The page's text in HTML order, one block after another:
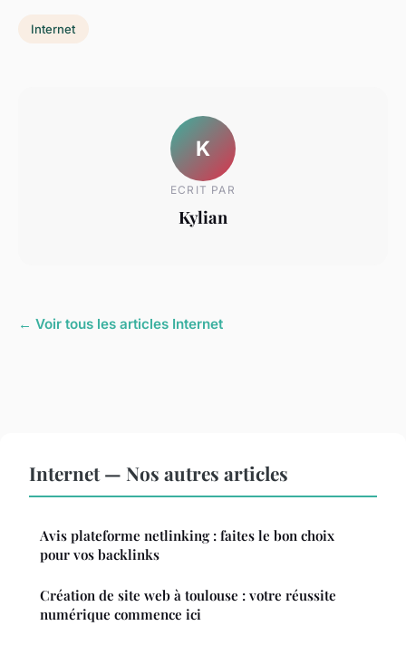
Internet
K
ECRIT PAR
Kylian
← Voir tous les articles Internet
Internet — Nos autres articles
Avis plateforme netlinking : faites le bon choix
pour vos backlinks
Création de site web à toulouse : votre réussite
numérique commence ici